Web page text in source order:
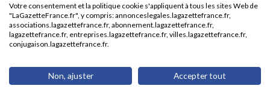
Abonnements
Equipe
La Gazette Solutions
Votre consentement et la politique cookie s'appliquent à tous les sites Web de
"LaGazetteFrance.fr", y compris: annonceslegales.lagazettefrance.fr,
associations.lagazettefrance.fr, abonnement.lagazettefrance.fr,
lagazettefrance.fr, entreprises.lagazettefrance.fr, villes.lagazettefrance.fr,
conjugaison.lagazettefrance.fr.
Non, ajuster Accepter tout